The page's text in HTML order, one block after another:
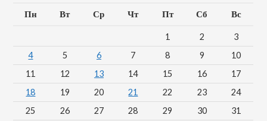
Пн Вт Ср Чт Пт Сб Вс
1 2
3
4
5 6 7 8 9
10
11
12 13 14 15 16
17
18
19 20 21 22 23
24
25
26 27 28 29 30 31